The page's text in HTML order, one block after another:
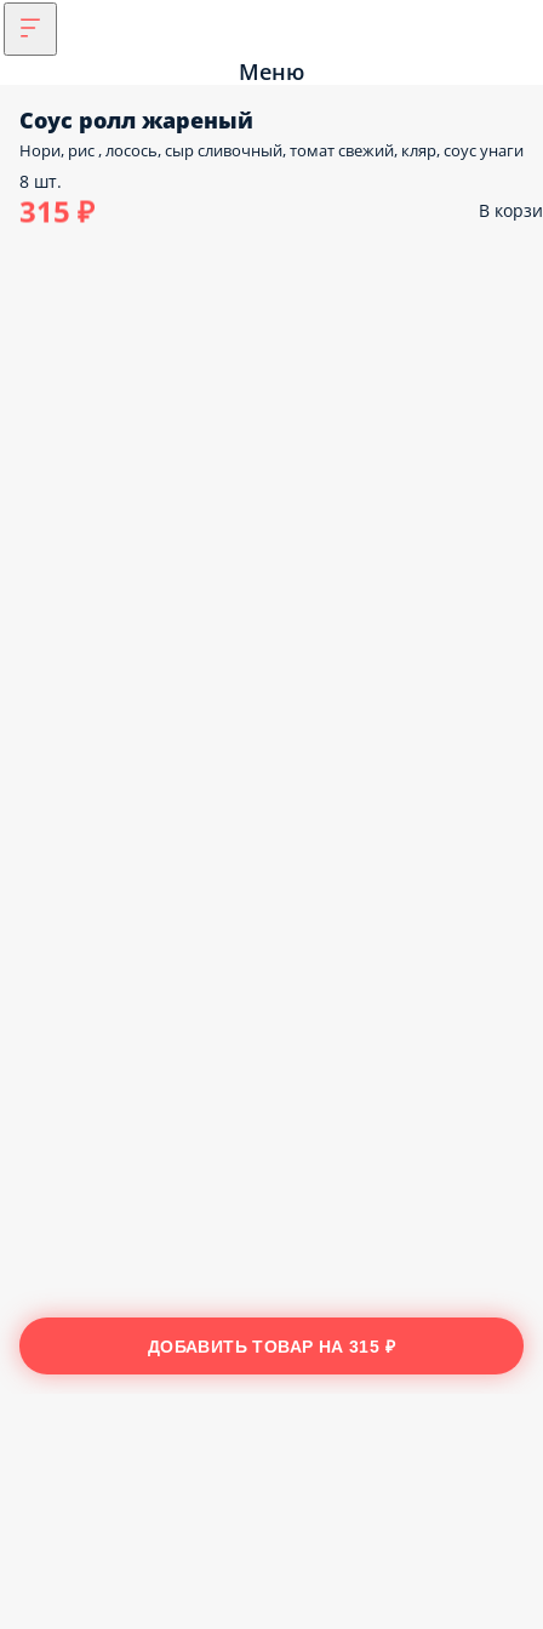
Меню
Соус ролл жареный
Нори, рис , лосось, сыр сливочный, томат свежий, кляр, соус унаги
8 шт.
315 ₽ В
ДОБАВИТЬ ТОВАР НА315 ₽